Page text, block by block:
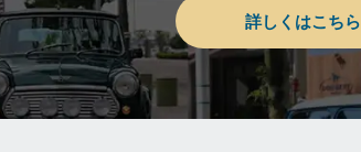
詳しくはこちら